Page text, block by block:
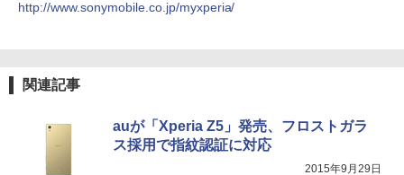
http://www.sonymobile.co.jp/myxperia/
関連記事
auが「Xperia Z5」発売、フロストガラ
ス採用で指紋認証に対応
2015年9月29日